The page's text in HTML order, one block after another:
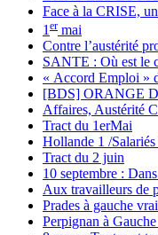
Face à la CRISE,
1 er mai
Contre l’austérité
SANTE : Où est le
« Accord Emploi »
[BDS] ORANGE
Affaires, Austérité
Tract du 1erMai
Hollande 1 /Salariés
Tract du 2 juin
10 septembre :
Aux travailleurs de
Prades à gauche
Perpignan à